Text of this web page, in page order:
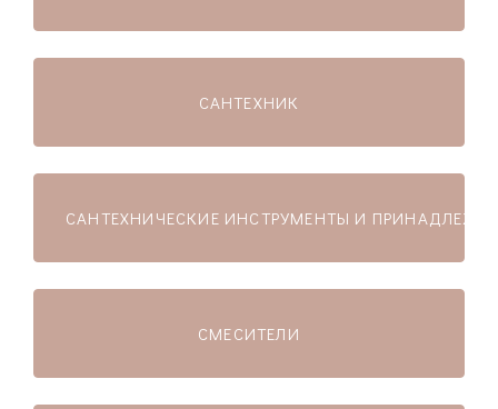
САНТЕХНИК
САНТЕХНИЧЕСКИЕ ИНСТРУМЕНТЫ И
СМЕСИТЕЛИ